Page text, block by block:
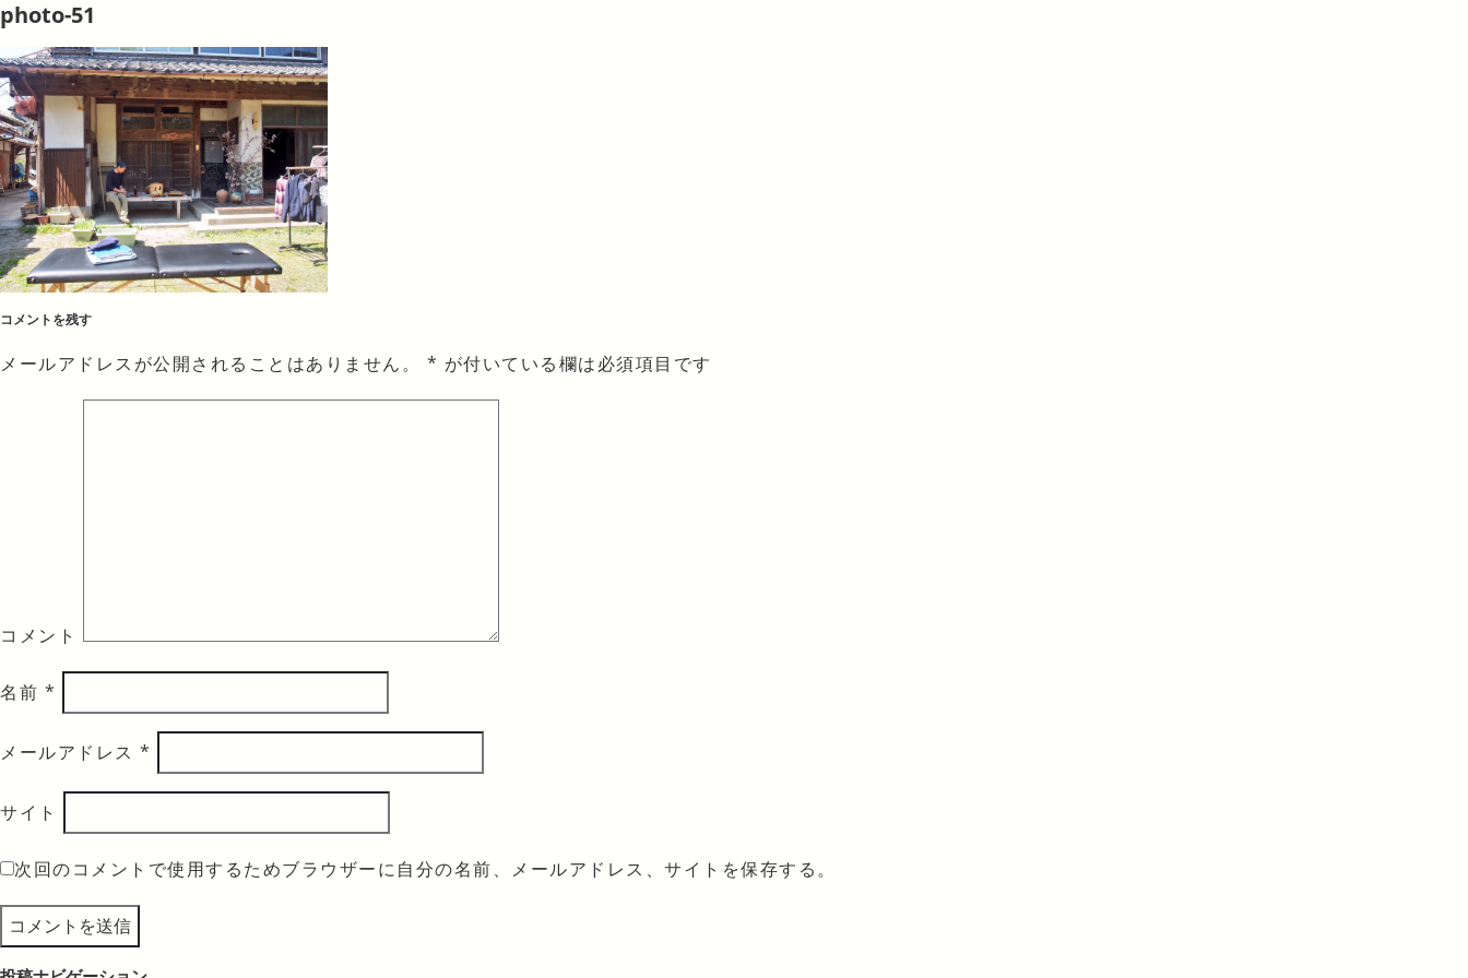
photo-51
コメントを残す
メールアドレスが公開されることはありません。 * が付いている欄は必須項目です
コメント
名前 *
メールアドレス *
サイト
次回のコメントで使用するためブラウザーに自分の名前、メールアドレス、サイトを保存する。